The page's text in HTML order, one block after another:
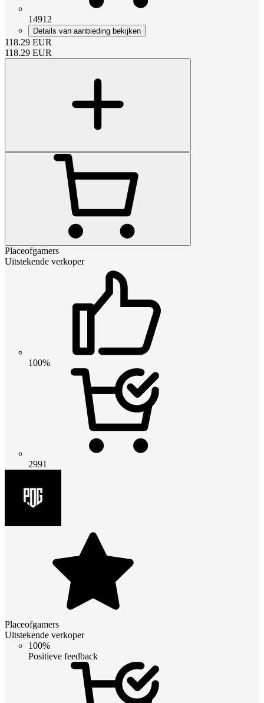
14912
Details van aanbieding bekijken
118.29 EUR
118.29 EUR
Placeofgamers
Uitstekende verkoper
100%
2991
Placeofgamers
Uitstekende verkoper
100%
Positieve feedback